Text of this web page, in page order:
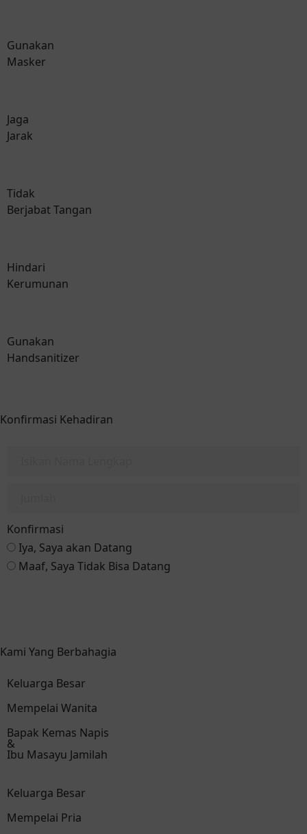
Gunakan
Masker
Jaga
Jarak
Tidak
Berjabat Tangan
Hindari
Kerumunan
Gunakan
Handsanitizer
Konfirmasi Kehadiran
Konfirmasi
Iya, Saya akan Datang
Maaf, Saya Tidak Bisa Datang
Kami Yang Berbahagia
Keluarga Besar
Mempelai Wanita
Bapak Kemas Napis
&
Ibu Masayu Jamilah
Keluarga Besar
Mempelai Pria